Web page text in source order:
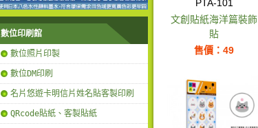
數位印刷館
數位照片印製
數位DM印刷
名片悠遊卡明信片姓名貼客製印刷
QRcode貼紙、客製貼紙
PTA-101
文創貼紙海洋篇裝飾
貼
售價：49